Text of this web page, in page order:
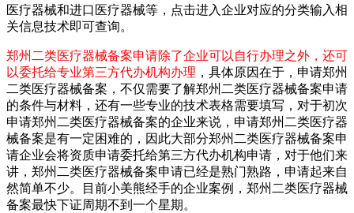
医疗器械和进口医疗器械等，点击进入企业对应的分类输入相
关信息技术即可查询。
郑州二类医疗器械备案申请除了企业可以自行办理之外，还可
以委托给专业第三方代办机构办理 ，具体原因在于，申请郑州
二类医疗器械备案，不仅需要了解郑州二类医疗器械备案申请
的条件与材料，还有一些专业的技术表格需要填写，对于初次
申请郑州二类医疗器械备案的企业来说，申请郑州二类医疗器
械备案是有一定困难的，因此大部分郑州二类医疗器械备案申
请企业会将资质申请委托给第三方代办机构申请，对于他们来
讲，郑州二类医疗器械备案申请已经是熟门熟路，申请起来自
然简单不少。目前小美熊经手的企业案例，郑州二类医疗器械
备案最快下证周期不到一个星期。